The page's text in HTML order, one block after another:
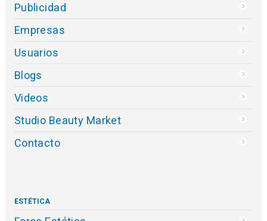
Publicidad
Empresas
Usuarios
Blogs
Videos
Studio Beauty Market
Contacto
ESTÉTICA